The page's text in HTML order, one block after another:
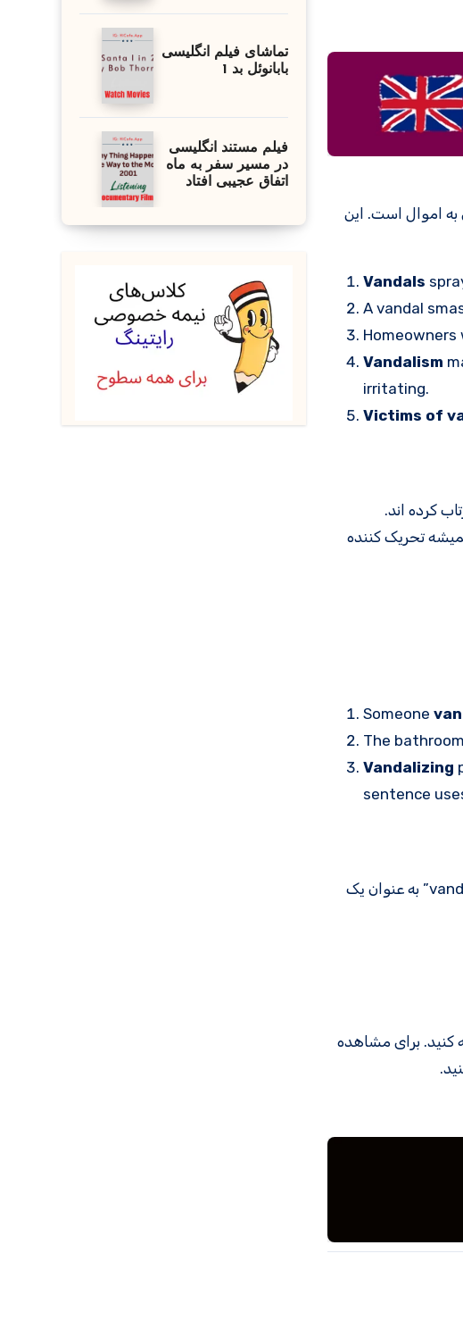
اموال است. این
Vandals
A vandal
Vandalism
irritating.
Victims of
کرده اند.
تحریک کننده
Someone
The
Vandalizing
sentence
تخریب اموال عمومی در سراسر جهان اتفاق می افتد. در ایالات متحده بسیار رایج است. (این جمله از “vandalizing” به عنوان یک
کنید. برای مشاهده
تماشای فیلم انگلیسی
بابانوئل بد 1
فیلم مستند انگلیسی
در مسیر سفر به ماه
اتفاق عجیبی افتاد